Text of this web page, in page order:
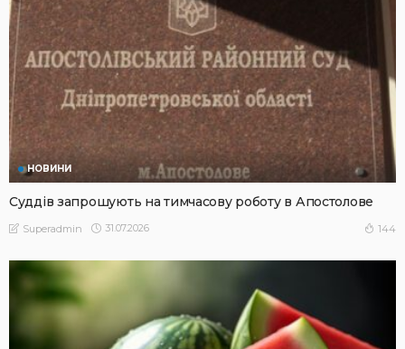
НОВИНИ
Суддів запрошують на тимчасову роботу в Апостолове
Superadmin 31.07.2026 144